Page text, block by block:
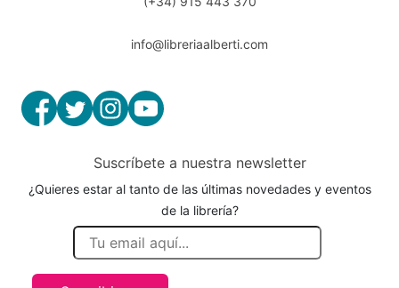
info@libreriaalberti.com
Suscríbete a nuestra newsletter
¿Quieres estar al tanto de las últimas novedades y eventos
de la librería?